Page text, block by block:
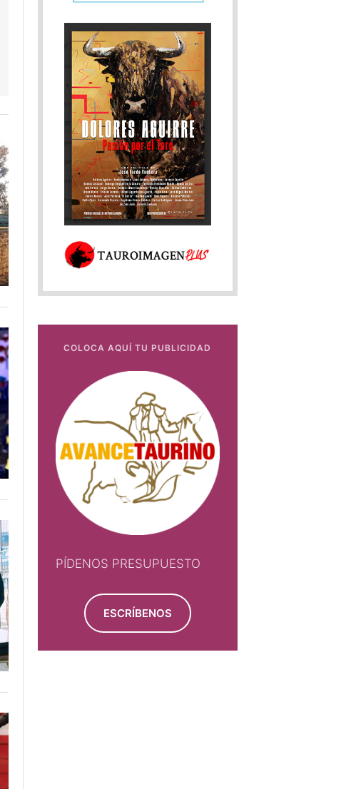
COLOCA AQUÍ TU PUBLICIDAD
PÍDENOS PRESUPUESTO
ESCRÍBENOS